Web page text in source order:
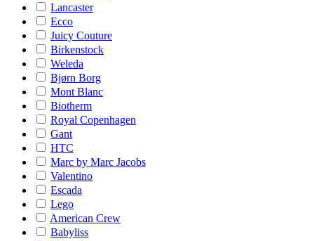
Lancaster
Ecco
Juicy Couture
Birkenstock
Weleda
Bjørn Borg
Mont Blanc
Biotherm
Royal Copenhagen
Gant
HTC
Marc by Marc Jacobs
Valentino
Escada
Lego
American Crew
Babyliss